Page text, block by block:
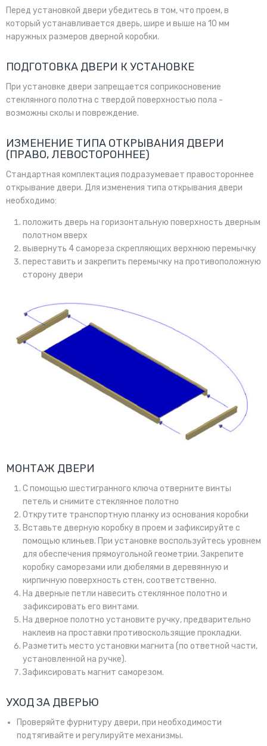
Перед установкой двери убедитесь в том, что проем, в
который устанавливается дверь, шире и выше на 10 мм
наружных размеров дверной коробки.
ПОДГОТОВКА ДВЕРИ К УСТАНОВКЕ
При установке двери запрещается соприкосновение
стеклянного полотна с твердой поверхностью пола -
возможны сколы и повреждение.
ИЗМЕНЕНИЕ ТИПА ОТКРЫВАНИЯ ДВЕРИ
(ПРАВО, ЛЕВОСТОРОННЕЕ)
Стандартная комплектация подразумевает правостороннее
открывание двери. Для изменения типа открывания двери
необходимо:
положить дверь на горизонтальную поверхность дверным
полотном вверх
вывернуть 4 самореза скрепляющих верхнюю перемычку
переставить и закрепить перемычку на противоположную
сторону двери
МОНТАЖ ДВЕРИ
С помощью шестигранного ключа отверните винты
петель и снимите стеклянное полотно
Открутите транспортную планку из основания коробки
Вставьте дверную коробку в проем и зафиксируйте с
помощью клиньев. При установке воспользуйтесь уровнем
для обеспечения прямоугольной геометрии. Закрепите
коробку саморезами или дюбелями в деревянную и
кирпичную поверхность стен, соответственно.
На дверные петли навесить стеклянное полотно и
зафиксировать его винтами.
На дверное полотно установите ручку, предварительно
наклеив на проставки противоскользящие прокладки.
Разметить место установки магнита (по ответной части,
установленной на ручке).
Зафиксировать магнит саморезом.
УХОД ЗА ДВЕРЬЮ
Проверяйте фурнитуру двери, при необходимости
подтягивайте и регулируйте механизмы.